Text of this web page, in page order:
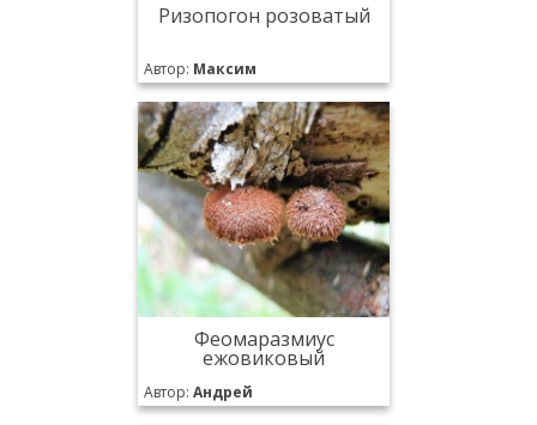
Ризопогон розоватый
Автор: Максим
Феомаразмиус
ежовиковый
Автор: Андрей